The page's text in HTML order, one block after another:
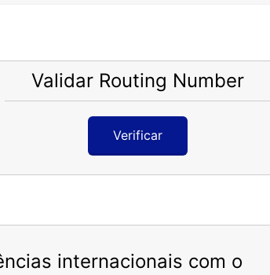
Validar Routing Number
Verificar
internacionais com o